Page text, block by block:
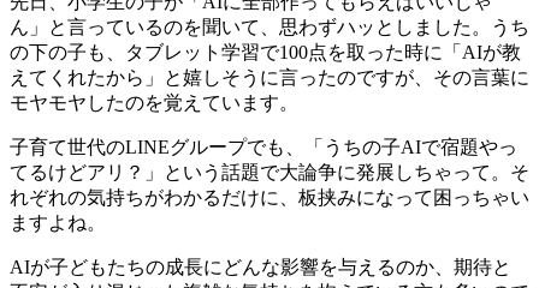
ん」と言っているのを聞いて、思わずハッとしました。うち
の下の子も、タブレット学習で100点を取った時に「AIが教
えてくれたから」と嬉しそうに言ったのですが、その言葉に
モヤモヤしたのを覚えています。
子育て世代のLINEグループでも、「うちの子AIで宿題やっ
てるけどアリ？」という話題で大論争に発展しちゃって。そ
れぞれの気持ちがわかるだけに、板挟みになって困っちゃい
ますよね。
AIが子どもたちの成長にどんな影響を与えるのか、期待と